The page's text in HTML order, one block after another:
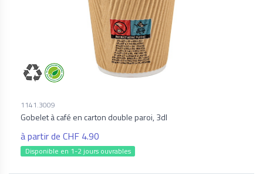
1141.3009
Gobelet à café en carton double paroi, 3dl
à partir de CHF 4.90
Disponible en 1-2 jours ouvrables